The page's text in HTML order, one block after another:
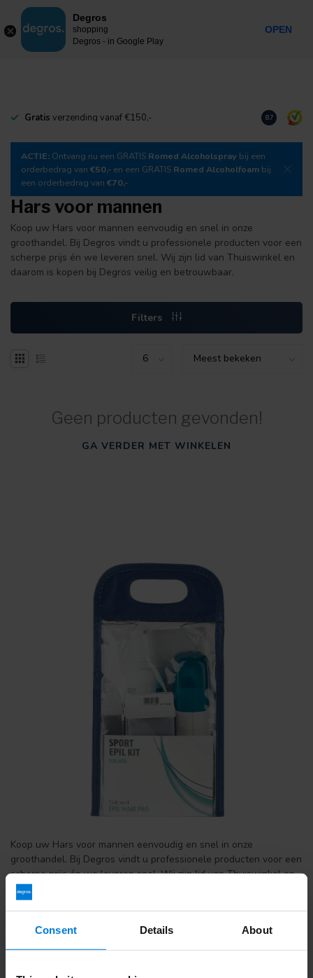
Consent Details About
MENU
Gratis verzending vanaf €150,- Download
8.7
ACTIE: Ontvang nu een GRATIS Romed Alcoholspray bij een
orderbedrag van €50,- en een GRATIS Romed Alcoholfoam bij
een orderbedrag van €70,-
Hars voor mannen
Koop uw Hars voor mannen eenvoudig en snel in onze
groothandel. Bij Degros vindt u professionele producten voor een
scherpe prijs én we leveren snel. Wij zijn lid van Thuiswinkel en
daarom is kopen bij Degros veilig en betrouwbaar.
Filters
Geen producten gevonden!
GA VERDER MET WINKELEN
Koop uw Hars voor mannen eenvoudig en snel in onze
groothandel. Bij Degros vindt u professionele producten voor een
scherpe prijs én we leveren snel. Wij zijn lid van Thuiswinkel en
daarom is kopen bij Degros veilig en betrouwbaar.
Wat betaal ik aan verzendkosten en wat zijn de levertijden?
Verzenden kost €6,95 en is Gratis vanaf €150,- Voor 16:00
levertijd, dan verzenden wij de order pas wanneer deze compleet
Degros
shopping
Degros - in Google Play
OPEN